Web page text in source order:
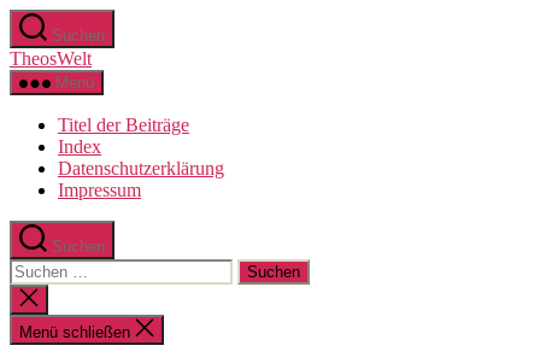
Zum
Inhalt
springen
Suchen
TheosWelt
Menü
Titel der Beiträge
Index
Datenschutzerklärung
Impressum
Suchen
Suchen
nach:
Suche
schließen
Menü schließen